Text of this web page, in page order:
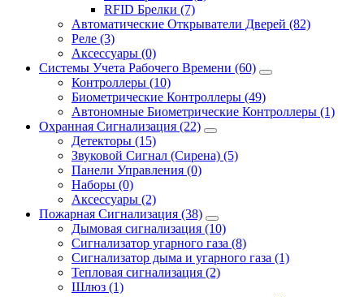
RFID Брелки (7)
Автоматические Открыватели Дверей (82)
Реле (3)
Аксессуары (0)
Системы Учета Рабочего Времени (60)
Контроллеры (10)
Биометрические Контроллеры (49)
Автономные Биометрические Контроллеры (1)
Охранная Сигнализация (22)
Детекторы (15)
Звуковой Сигнал (Сирена) (5)
Панели Управления (0)
Наборы (0)
Аксессуары (2)
Пожарная Сигнализация (38)
Дымовая сигнализация (10)
Сигнализатор угарного газа (8)
Сигнализатор дыма и угарного газа (1)
Тепловая сигнализация (2)
Шлюз (1)